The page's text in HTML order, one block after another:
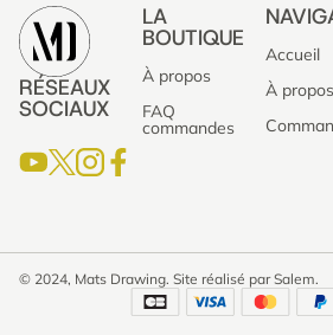
RÉSEAUX
SOCIAUX
LA
BOUTIQUE
À propos
FAQ
commandes
Accueil
À propos
© 2024, Mats Drawing. Site réalisé par Salem.